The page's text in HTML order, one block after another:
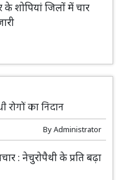
के शोपियां जिलों में चार
का निदान
ByAdministrator
: नेचुरोपैथी के प्रति बढ़ा